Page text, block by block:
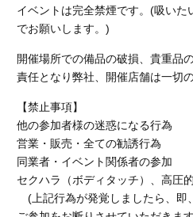
イベントは完全禁煙です。(吸い
でお願いします。)
開催場所での備品の破損、貴重品
責任となり弊社、開催店舗は一切
【禁止事項】
他の参加者様の迷惑になる行為
営業・販売・全ての勧誘行為
同業者・イベント関係者の参加
セクハラ（ボディタッチ）、高圧
(上記行為が発覚しましたら、即